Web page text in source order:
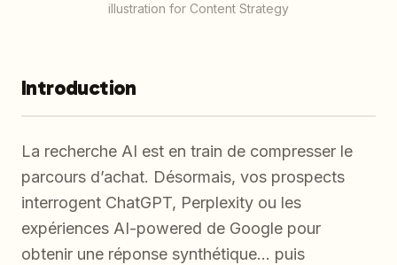
illustration for Content Strategy
Introduction
La recherche AI est en train de compresser le
parcours d’achat. Désormais, vos prospects
interrogent ChatGPT, Perplexity ou les
expériences AI-powered de Google pour
obtenir une réponse synthétique… puis